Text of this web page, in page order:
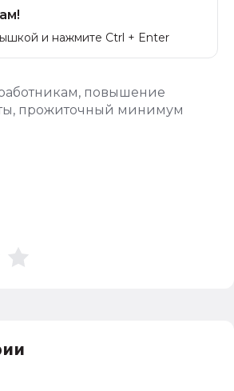
и нажмите Ctrl + Enter
, повышение
, прожиточный минимум